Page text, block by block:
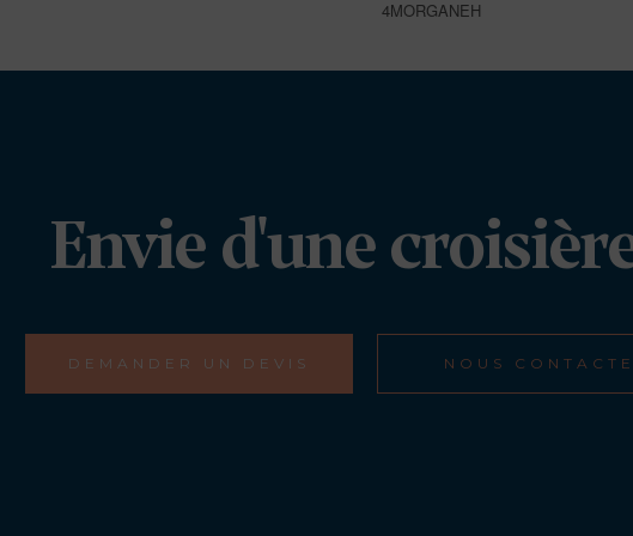
4MORGANEH
Envie d'une
DEMANDER UN DEVIS NOUS